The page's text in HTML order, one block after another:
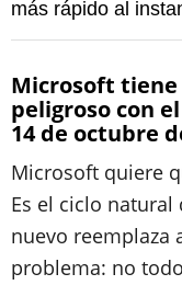
más rápido al
Microsoft
peligroso con
14 de octubre
Microsoft quiere
Es el ciclo
nuevo reemplaza
problema: no